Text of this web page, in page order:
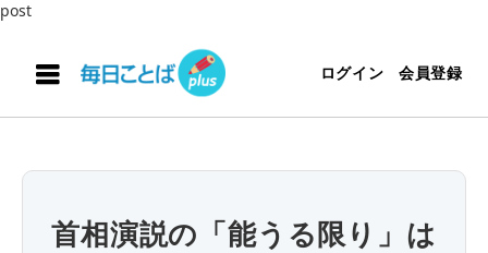
post
ログイン 会員登録
首相演説の「能うる限り」は